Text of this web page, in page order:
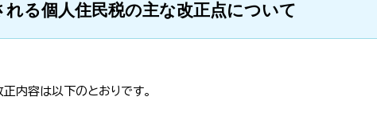
る個人住民税の主な改正点について
内容は以下のとおりです。